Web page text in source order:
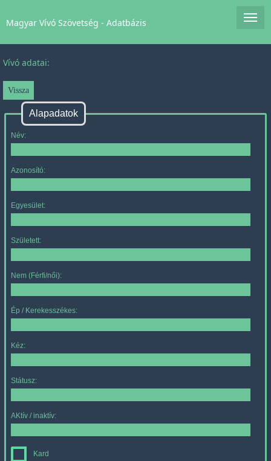
Magyar Vívó Szövetség - Adatbázis
Vívó adatai:
Alapadatok
Név:
Azonosító:
Egyesület:
Született:
Nem (Férfi/női):
Ép / Kerekesszékes:
Kéz:
Státusz:
AKtív / inaktív:
Kard